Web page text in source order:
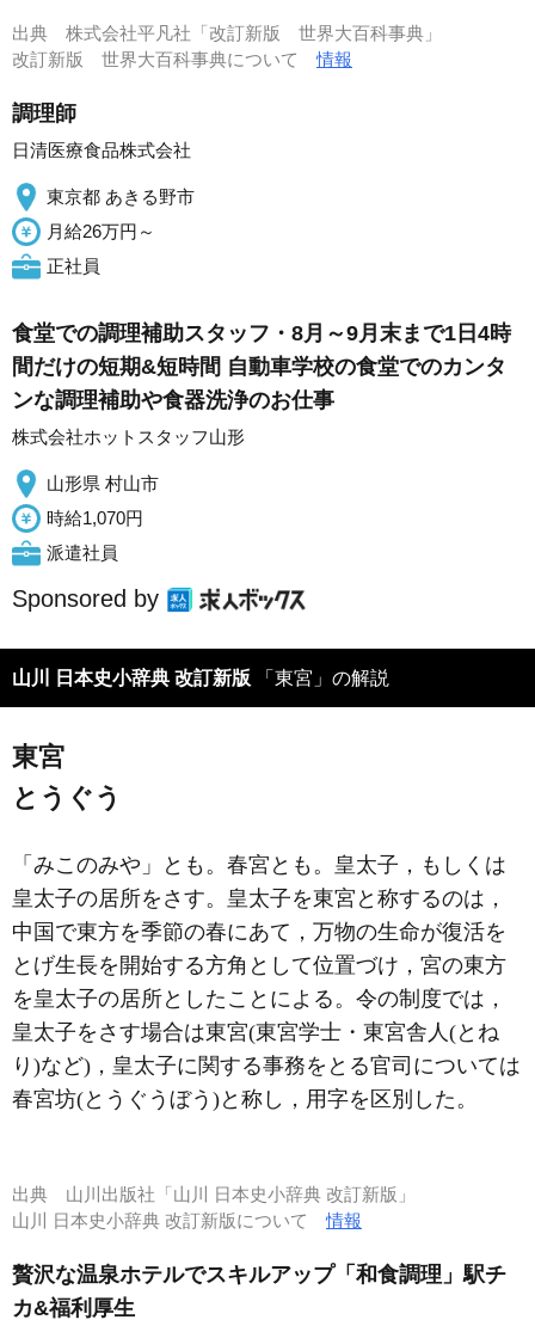
出典 株式会社平凡社「改訂新版 世界大百科事典」
改訂新版 世界大百科事典について情報
調理師
日清医療食品株式会社
東京都 あきる野市
月給26万円～
正社員
食堂での調理補助スタッフ・8月～9月末まで1日4時
間だけの短期&短時間 自動車学校の食堂でのカンタ
ンな調理補助や食器洗浄のお仕事
株式会社ホットスタッフ山形
山形県 村山市
時給1,070円
派遣社員
Sponsored by
山川 日本史小辞典 改訂新版 「東宮」の解説
東宮
とうぐう
「みこのみや」とも。春宮とも。皇太子，もしくは
皇太子の居所をさす。皇太子を東宮と称するのは，
中国で東方を季節の春にあて，万物の生命が復活を
とげ生長を開始する方角として位置づけ，宮の東方
を皇太子の居所としたことによる。令の制度では，
皇太子をさす場合は東宮(東宮学士・東宮舎人(とね
り)など)，皇太子に関する事務をとる官司については
春宮坊(とうぐうぼう)と称し，用字を区別した。
出典 山川出版社「山川 日本史小辞典 改訂新版」
山川 日本史小辞典 改訂新版について情報
贅沢な温泉ホテルでスキルアップ「和食調理」駅チ
カ&福利厚生